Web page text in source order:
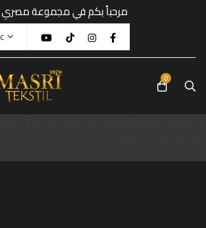
مرحباً بكم في مجموعة
0